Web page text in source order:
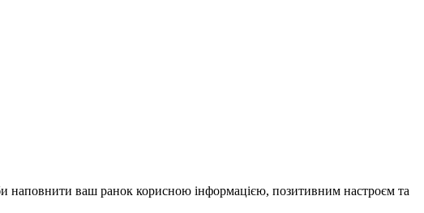
наповнити ваш ранок корисною інформацією, позитивним настроєм та